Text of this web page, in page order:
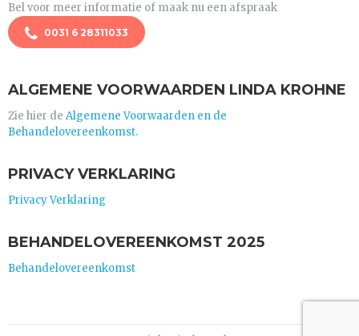
Bel voor meer informatie of maak nu een afspraak
0031 6 28311033
ALGEMENE VOORWAARDEN LINDA KROHNE
Zie hier de Algemene Voorwaarden en de
Behandelovereenkomst.
PRIVACY VERKLARING
Privacy Verklaring
BEHANDELOVEREENKOMST 2025
Behandelovereenkomst